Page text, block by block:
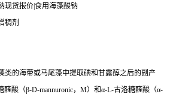
现货报价|食用海藻酸钠
稠剂
类的海带或马尾藻中提取碘和甘露醇之后的副产
酸（β-D-mannuronic，M）和α-L-古洛糖醛酸（α-